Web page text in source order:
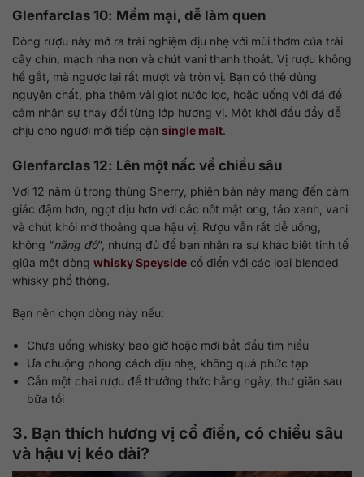
Glenfarclas 10: Mềm mại, dễ làm quen
Dòng rượu này mở ra trải nghiệm dịu nhẹ với mùi thơm của trái
cây chín, mạch nha non và chút vani thanh thoát. Vị rượu không
hề gắt, mà ngược lại rất mượt và tròn vị. Bạn có thể dùng
nguyên chất, pha thêm vài giọt nước lọc, hoặc uống với đá để
cảm nhận sự thay đổi từng lớp hương vị. Một khởi đầu đầy dễ
chịu cho người mới tiếp cận single malt.
Glenfarclas 12: Lên một nấc về chiều sâu
Với 12 năm ủ trong thùng Sherry, phiên bản này mang đến cảm
giác đậm hơn, ngọt dịu hơn với các nốt mật ong, táo xanh, vani
và chút khói mờ thoảng qua hậu vị. Rượu vẫn rất dễ uống,
không “nặng đô”, nhưng đủ để bạn nhận ra sự khác biệt tinh tế
giữa một dòng whisky Speyside cổ điển với các loại blended
whisky phổ thông.
Bạn nên chọn dòng này nếu:
Chưa uống whisky bao giờ hoặc mới bắt đầu tìm hiểu
Ưa chuộng phong cách dịu nhẹ, không quá phức tạp
Cần một chai rượu để thưởng thức hằng ngày, thư giãn sau
bữa tối
3. Bạn thích hương vị cổ điển, có chiều sâu
và hậu vị kéo dài?